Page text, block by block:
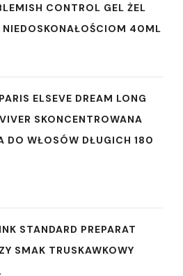
CONTROL GEL ŻEL
NIEDOSKONAŁOŚCIOM 40ML
ELSEVE DREAM LONG
SKONCENTROWANA
DO WŁOSÓW DŁUGICH 180
STANDARD PREPARAT
SMAK TRUSKAWKOWY